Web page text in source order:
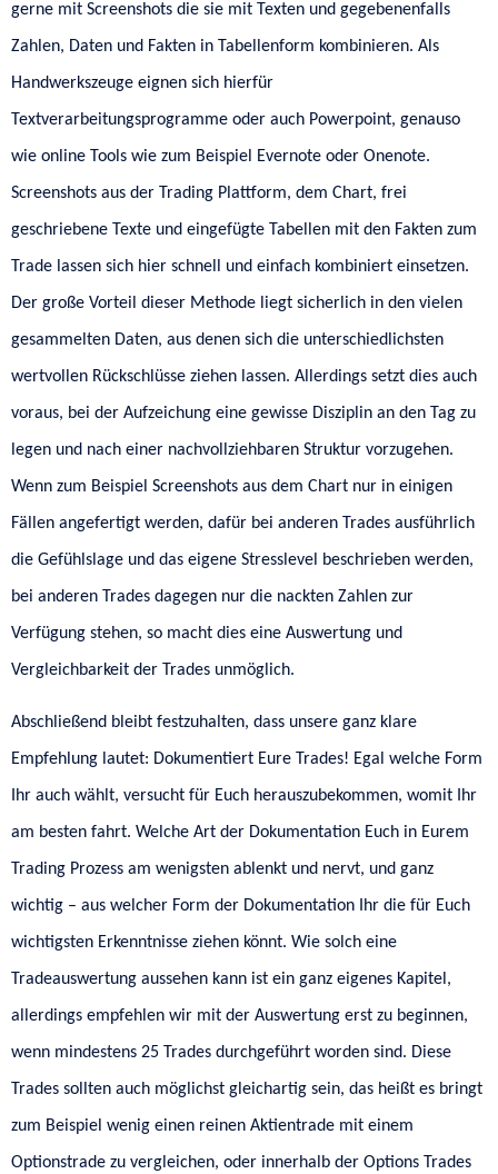
gerne mit Screenshots die sie mit Texten und gegebenenfalls
Zahlen, Daten und Fakten in Tabellenform kombinieren. Als
Handwerkszeuge eignen sich hierfür
Textverarbeitungsprogramme oder auch Powerpoint, genauso
wie online Tools wie zum Beispiel Evernote oder Onenote.
Screenshots aus der Trading Plattform, dem Chart, frei
geschriebene Texte und eingefügte Tabellen mit den Fakten zum
Trade lassen sich hier schnell und einfach kombiniert einsetzen.
Der große Vorteil dieser Methode liegt sicherlich in den vielen
gesammelten Daten, aus denen sich die unterschiedlichsten
wertvollen Rückschlüsse ziehen lassen. Allerdings setzt dies auch
voraus, bei der Aufzeichung eine gewisse Disziplin an den Tag zu
legen und nach einer nachvollziehbaren Struktur vorzugehen.
Wenn zum Beispiel Screenshots aus dem Chart nur in einigen
Fällen angefertigt werden, dafür bei anderen Trades ausführlich
die Gefühlslage und das eigene Stresslevel beschrieben werden,
bei anderen Trades dagegen nur die nackten Zahlen zur
Verfügung stehen, so macht dies eine Auswertung und
Vergleichbarkeit der Trades unmöglich.
Abschließend bleibt festzuhalten, dass unsere ganz klare
Empfehlung lautet: Dokumentiert Eure Trades! Egal welche Form
Ihr auch wählt, versucht für Euch herauszubekommen, womit Ihr
am besten fahrt. Welche Art der Dokumentation Euch in Eurem
Trading Prozess am wenigsten ablenkt und nervt, und ganz
wichtig – aus welcher Form der Dokumentation Ihr die für Euch
wichtigsten Erkenntnisse ziehen könnt. Wie solch eine
Tradeauswertung aussehen kann ist ein ganz eigenes Kapitel,
allerdings empfehlen wir mit der Auswertung erst zu beginnen,
wenn mindestens 25 Trades durchgeführt worden sind. Diese
Trades sollten auch möglichst gleichartig sein, das heißt es bringt
zum Beispiel wenig einen reinen Aktientrade mit einem
Optionstrade zu vergleichen, oder innerhalb der Options Trades